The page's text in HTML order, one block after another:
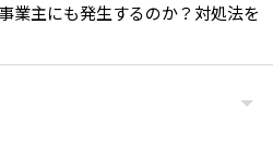
業主にも発生するのか？対処法を